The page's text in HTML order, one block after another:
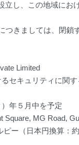
立し、この地域に
きましては、閉鎖
Limited
セキュリティに関
年５月中を予定
Square, MG Road,
ピー（日本円換算：